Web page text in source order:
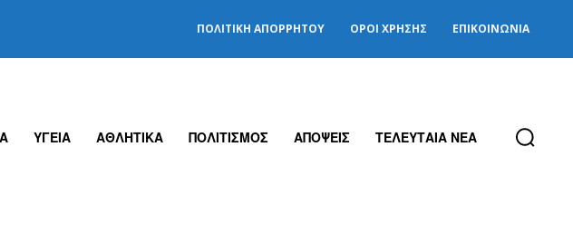
ΠΟΛΙΤΙΚΉ ΑΠΟΡΡΉΤΟΥ ΌΡΟΙ ΧΡΉΣΗΣ ΕΠΙΚΟΙΝΩΝΊΑ
ΥΓΕΙΑ ΑΘΛΗΤΙΚΑ ΠΟΛΙΤΙΣΜΟΣ ΑΠΟΨΕΙΣ ΤΕΛΕΥΤΑΙΑ ΝΕΑ